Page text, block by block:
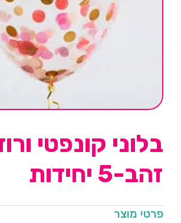
בלוני קונפטי
זהב-5 יחידות
פרטי מוצר